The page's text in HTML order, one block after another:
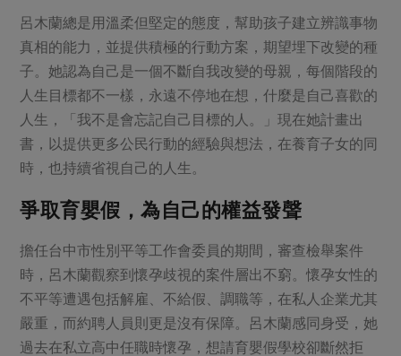
呂木蘭總是用溫柔但堅定的態度，幫助孩子建立辨識事物
真相的能力，並提供積極的行動方案，期望埋下改變的種
子。她認為自己是一個不斷自我改變的母親，每個階段的
人生目標都不一樣，永遠不停地在想，什麼是自己喜歡的
人生，「我不是會忘記自己目標的人。」現在她計畫出
書，以提供更多公民行動的經驗與想法，在養育子女的同
時，也持續省視自己的人生。
爭取育嬰假，為自己的權益發聲
擔任台中市性別平等工作會委員的期間，審查檢舉案件
時，呂木蘭觀察到懷孕歧視的案件層出不窮。懷孕女性的
不平等遭遇包括解雇、不給假、調職等，在私人企業尤其
嚴重，而約聘人員則更是沒有保障。呂木蘭感同身受，她
過去在私立高中任職時懷孕，想請育嬰假學校卻斷然拒